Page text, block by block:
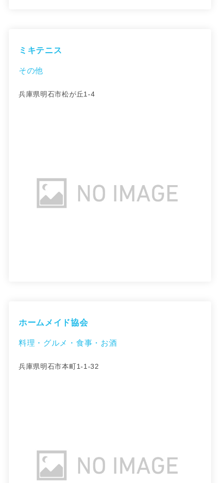
ミキテニス
その他
兵庫県明石市松が丘1-4
ホームメイド協会
料理・グルメ・食事・お酒
兵庫県明石市本町1-1-32